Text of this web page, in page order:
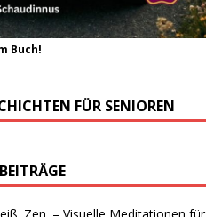
Buch!
FÜR SENIOREN